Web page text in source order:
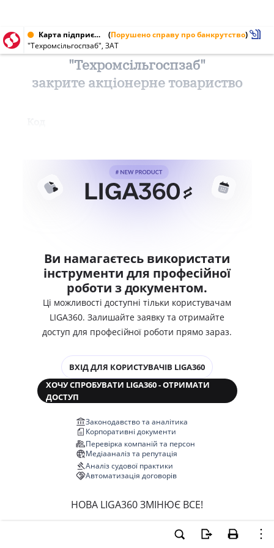
Карта підприємства від 21.03.2000 (Порушено справу про банкрутство)
"Техромсільгоспзаб", ЗАТ
"Техромсільгоспзаб"
закрите акціонерне товариство
Ви намагаєтесь використати
інструменти для професійної
роботи з документом.
Ці можливості доступні тільки користувачам
LIGA360. Залишайте заявку та отримайте
доступ для професійної роботи прямо зараз.
ВХІД ДЛЯ КОРИСТУВАЧІВ LIGA360
ХОЧУ СПРОБУВАТИ LIGA360 - ОТРИМАТИ
ДОСТУП
Законодавство та аналітика
Корпоративні документи
Перевірка компаній та персон
Медіааналіз та репутація
Аналіз судової практики
Автоматизація договорів
НОВА LIGA360 ЗМІНЮЄ ВСЕ!